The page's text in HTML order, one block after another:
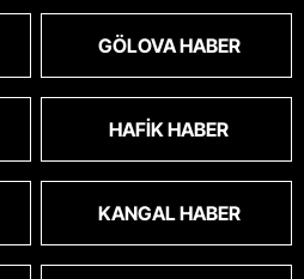
GÖLOVA HABER
HAFIK HABER
KANGAL HABER